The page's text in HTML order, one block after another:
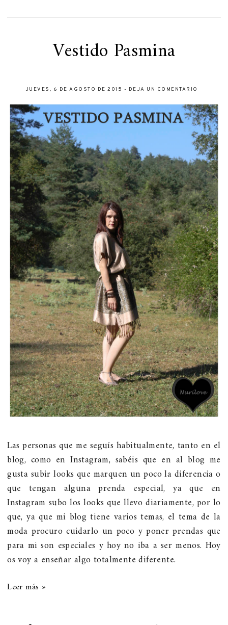
Vestido Pasmina
JUEVES, 6 DE AGOSTO DE 2015 - DEJA UN COMENTARIO
Las personas que me seguís habitualmente, tanto en el
blog, como en Instagram, sabéis que en al blog me
gusta subir looks que marquen un poco la diferencia o
que tengan alguna prenda especial, ya que en
Instagram subo los looks que llevo diariamente, por lo
que, ya que mi blog tiene varios temas, el tema de la
moda procuro cuidarlo un poco y poner prendas que
para mi son especiales y hoy no iba a ser menos. Hoy
os voy a enseñar algo totalmente diferente.
Leer más »